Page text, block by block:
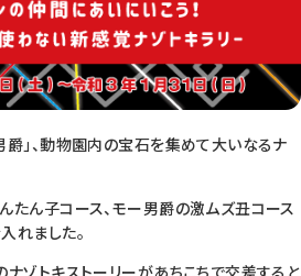
爵」、動物園内の宝石を集めて大いなるナ
たん子コース、モー男爵の激ムズ丑コース
れました。
ナゾトキストーリーがあちこちで交差すると